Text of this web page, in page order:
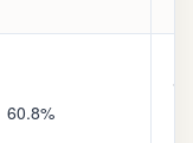
60.8%